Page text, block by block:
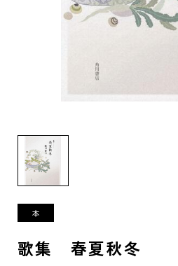
歌集 春夏秋冬